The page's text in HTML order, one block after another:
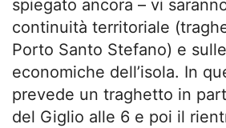
spiegato ancora – vi
continuità territoriale
Porto Santo Stefano) e
economiche dell’isola. In
prevede un traghetto in
del Giglio alle 6 e poi il